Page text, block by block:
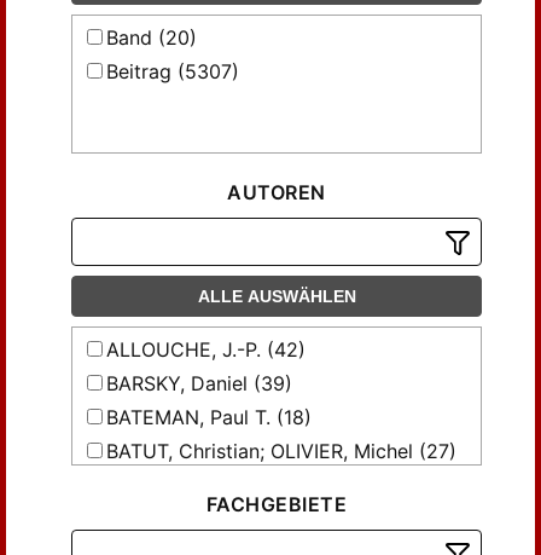
Band (20)
Beitrag (5307)
AUTOREN
ALLE AUSWÄHLEN
ALLOUCHE, J.-P. (42)
BARSKY, Daniel (39)
BATEMAN, Paul T. (18)
BATUT, Christian; OLIVIER, Michel (27)
BERSTEL, J. (17)
FACHGEBIETE